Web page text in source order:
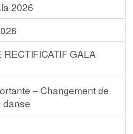
2026
RECTIFICATIF GALA
– Changement de
danse